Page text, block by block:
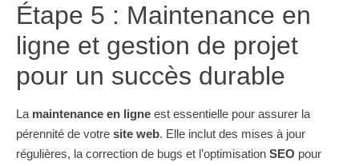
Étape 5 : Maintenance en
ligne et gestion de projet
pour un succès durable
La maintenance en ligne est essentielle pour assurer la
pérennité de votre site web. Elle inclut des mises à jour
régulières, la correction de bugs et l’optimisation SEO pour